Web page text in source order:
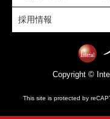
採用情報
Copyright ©
This site is protected by